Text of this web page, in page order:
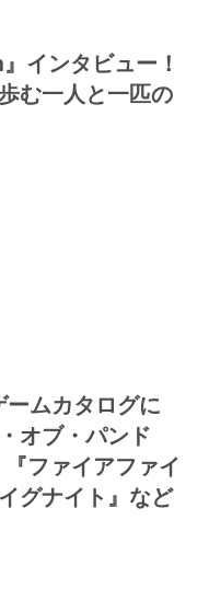
インタビュー！
む一人と一匹の
ムカタログに
オブ・パンド
ファイアファイ
グナイト』など